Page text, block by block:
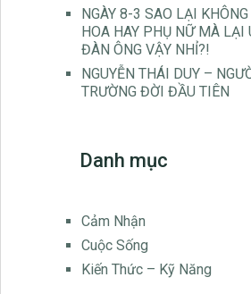
NGÀY 8-3 SAO LẠI
HOA HAY PHỤ NỮ MÀ LẠI
ĐÀN ÔNG VẬY NHỈ?!
NGUYỄN THÁI DUY –
TRƯỜNG ĐỜI ĐẦU TIÊN
Danh mục
Cảm Nhận
Cuộc Sống
Kiến Thức – Kỹ Năng